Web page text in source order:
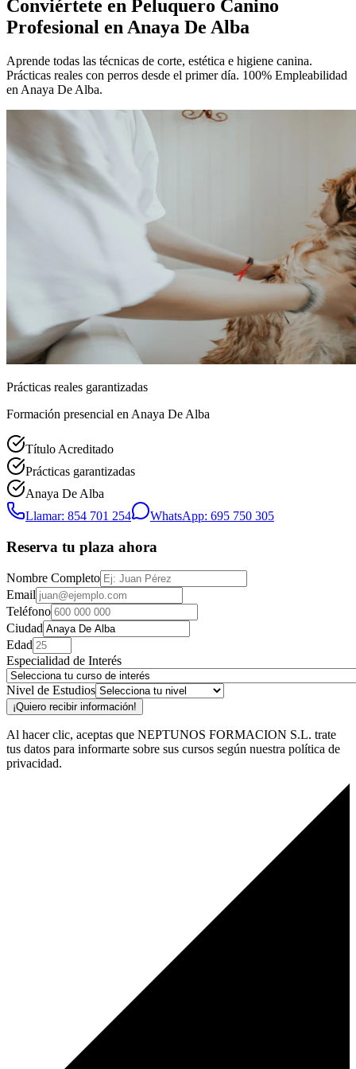
Conviértete en Peluquero Canino
Profesional en Anaya De Alba
Aprende todas las técnicas de corte, estética e higiene canina.
Prácticas reales con perros desde el primer día. 100% Empleabilidad
en Anaya De Alba.
Prácticas reales garantizadas
Formación presencial en Anaya De Alba
Título Acreditado
Prácticas garantizadas
Anaya De Alba
Llamar: 854 701 254
WhatsApp: 695 750 305
Reserva tu plaza ahora
Nombre Completo
Email
Teléfono
Ciudad
Edad
Especialidad de Interés
Nivel de Estudios
¡Quiero recibir información!
Al hacer clic, aceptas que NEPTUNOS FORMACION S.L. trate
tus datos para informarte sobre sus cursos según nuestra política de
privacidad.